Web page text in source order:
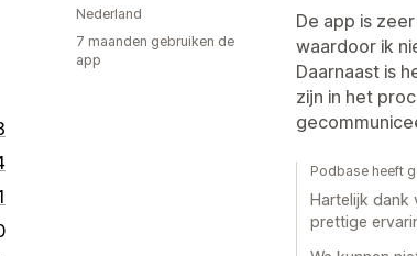
De app is
waardoor ik
Daarnaast is
zijn in het
Nederland
7 maanden gebruiken de
app
Podbase heeft
Hartelijk dank
prettige